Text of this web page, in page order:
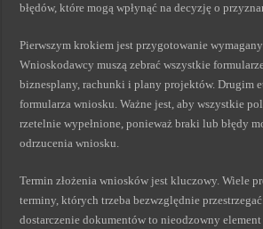
błędów, które mogą wpłynąć na decyzję o
Pierwszym krokiem jest przygotowanie
Wnioskodawcy muszą zebrać wszystkie
biznesplany, rachunki i plany projektów. Drugim
formularza wniosku. Ważne jest, aby wszystkie
rzetelnie wypełnione, ponieważ braki lub błędy
odrzucenia wniosku.
Termin złożenia wniosków jest kluczowy. Wiele
terminy, których trzeba bezwzględnie
dostarczenie dokumentów to nieodzowny